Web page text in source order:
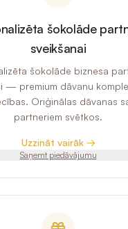
šokolāde
sveikšanai
šokolāde biznesa
— premium dāvanu
Oriģinālas dāvanas
partneriem svētkos.
Uzzināt vairāk →
Saņemt piedāvājumu